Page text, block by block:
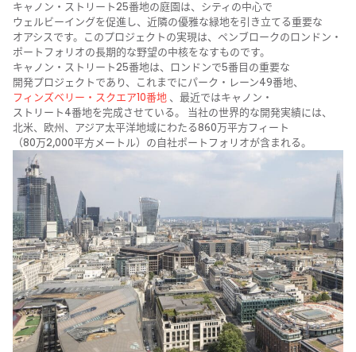
キャノン・ストリート25番地の​庭園は、​シティの​中心で​
ウェルビーイングを​促進し、​近隣の​優雅な​緑地を​引き立てる​重要な​
オアシスです。​この​プロジェクトの​実現は、​ペンブロークの​ロンドン・
ポートフォリオの​長期的な​野望の​中核を​なすものです。
キャノン・ストリート25番地は、​ロンドンで​5番目の​重要な​
開発プロジェクトであり、​これまでに​パーク・レーン49番地、
フィンズベリー・スクエア10番地 、​最近では​キャノン・
ストリート4番地を​完成させている。​ 当社の​世界的な​開発実績には、​
北米、​欧州、​アジア太平洋地域に​わたる​860万平方​フィート​
（80万2,000平方​メートル）の​自社ポートフォリオが​含まれる。